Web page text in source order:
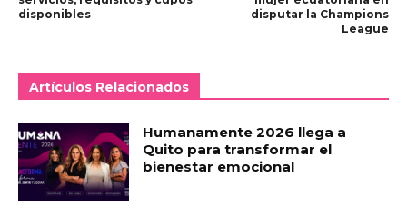
disponibles
disputar la Champions
League
Artículos Relacionados
Humanamente 2026 llega a
Quito para transformar el
bienestar emocional